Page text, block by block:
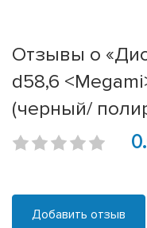
Отзывы о
d58,6
(черный/
Добавить отзыв